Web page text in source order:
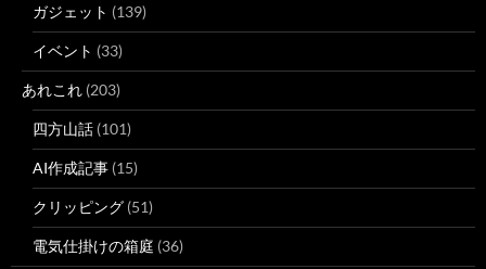
ガジェット (139)
イベント (33)
あれこれ (203)
四方山話 (101)
AI作成記事 (15)
クリッピング (51)
電気仕掛けの箱庭 (36)